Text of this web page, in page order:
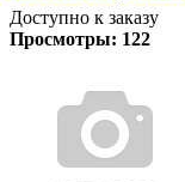
Доступно к заказу
Просмотры: 122